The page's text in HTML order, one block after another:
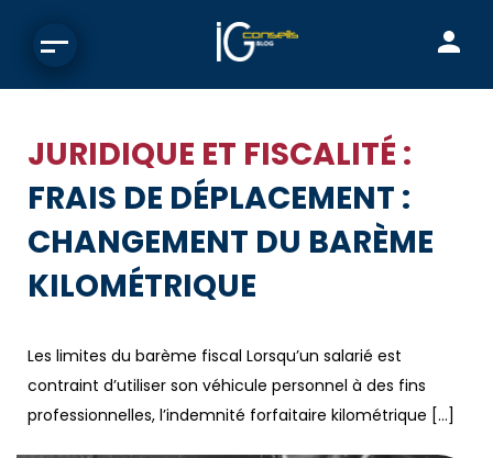
JURIDIQUE ET FISCALITÉ :
FRAIS DE DÉPLACEMENT :
CHANGEMENT DU BARÈME
KILOMÉTRIQUE
Les limites du barème fiscal Lorsqu’un salarié est
contraint d’utiliser son véhicule personnel à des fins
professionnelles, l’indemnité forfaitaire kilométrique […]